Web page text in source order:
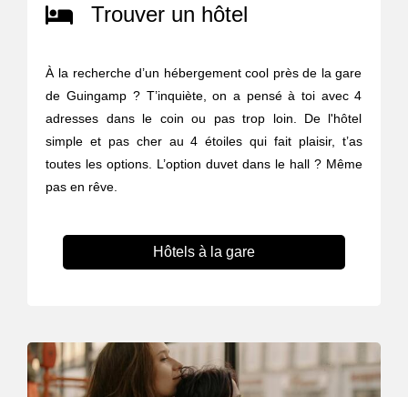
Trouver un hôtel
À la recherche d’un hébergement cool près de la gare
de Guingamp ? T’inquiète, on a pensé à toi avec 4
adresses dans le coin ou pas trop loin. De l'hôtel
simple et pas cher au 4 étoiles qui fait plaisir, t’as
toutes les options. L’option duvet dans le hall ? Même
pas en rêve.
Hôtels à la gare